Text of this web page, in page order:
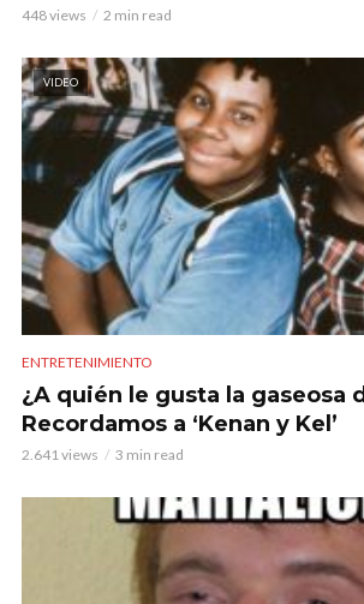
448 views 2 min read
VIDEO
ENTRETENIMIENTO
¿A quién le gusta la gaseosa
Recordamos a ‘Kenan y Kel’
2.641 views 3 min read